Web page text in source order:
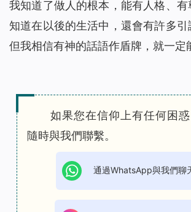
我知道了做人的根本，能有人格、
知道在以後的生活中，還會有許多引
但我相信有神的話語作盾牌，就一定
如果您在信仰上有任何困
隨時與我們聯繫。
通過WhatsApp與我們聊